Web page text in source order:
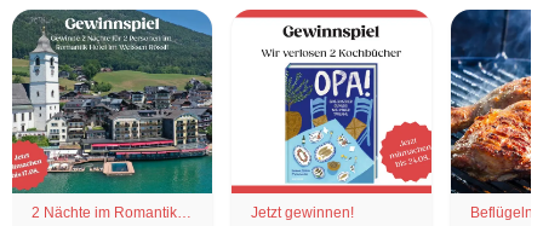
2 Nächte im Romantik
Jetzt gewinnen!